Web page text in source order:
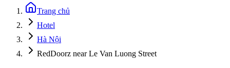
Trang chủ
Hotel
Hà Nội
RedDoorz near Le Van Luong Street